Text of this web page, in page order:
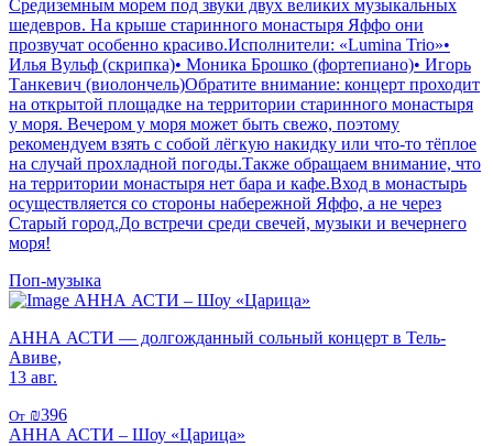
Средиземным морем под звуки двух великих музыкальных
шедевров. На крыше старинного монастыря Яффо они
прозвучат особенно красиво.Исполнители: «Lumina Trio»•
Илья Вульф (скрипка)• Моника Брошко (фортепиано)• Игорь
Танкевич (виолончель)Обратите внимание: концерт проходит
на открытой площадке на территории старинного монастыря
у моря. Вечером у моря может быть свежо, поэтому
рекомендуем взять с собой лёгкую накидку или что-то тёплое
на случай прохладной погоды.Также обращаем внимание, что
на территории монастыря нет бара и кафе.Вход в монастырь
осуществляется со стороны набережной Яффо, а не через
Старый город.До встречи среди свечей, музыки и вечернего
моря!
Поп-музыка
АННА АСТИ – Шоу «Царица»
АННА АСТИ — долгожданный сольный концерт в Тель-
Авиве,
13 авг.
От ₪396
АННА АСТИ – Шоу «Царица»